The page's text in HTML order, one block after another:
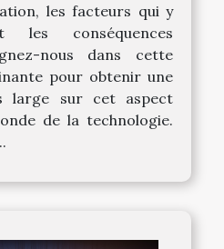
les facteurs qui y
les conséquences
nous dans cette
pour obtenir une
large sur cet aspect
de la technologie.